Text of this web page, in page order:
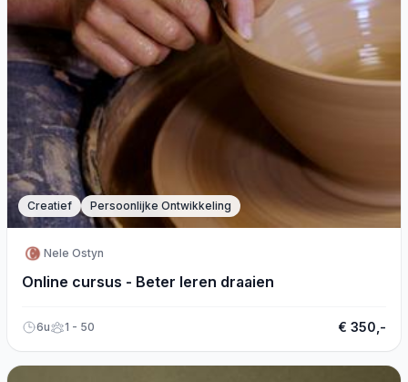
Creatief Persoonlijke Ontwikkeling
Nele Ostyn
Online cursus - Beter leren draaien
6u 1 - 50 € 350,-